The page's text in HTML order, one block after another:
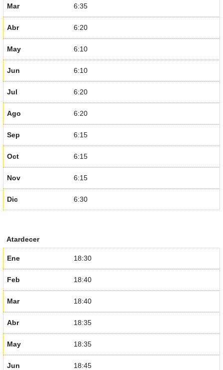
Mar 6:35
Abr 6:20
May 6:10
Jun 6:10
Jul 6:20
Ago 6:20
Sep 6:15
Oct 6:15
Nov 6:15
Dic 6:30
Atardecer
Ene 18:30
Feb 18:40
Mar 18:40
Abr 18:35
May 18:35
Jun 18:45